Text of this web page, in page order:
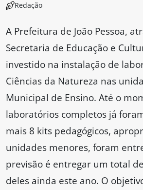
Redação
A Prefeitura de João Pessoa,
Secretaria de Educação e
investido na instalação de
Ciências da Natureza nas
Municipal de Ensino. Até o
laboratórios completos já
mais 8 kits pedagógicos,
unidades menores, foram
previsão é entregar um total
deles ainda este ano. O